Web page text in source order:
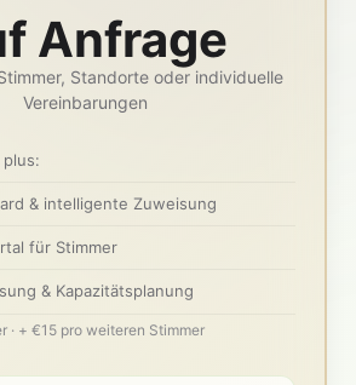
Anfrage
Standorte oder individuelle
Vereinbarungen
plus:
& intelligente Zuweisung
für Stimmer
& Kapazitätsplanung
· + €15 pro weiteren Stimmer